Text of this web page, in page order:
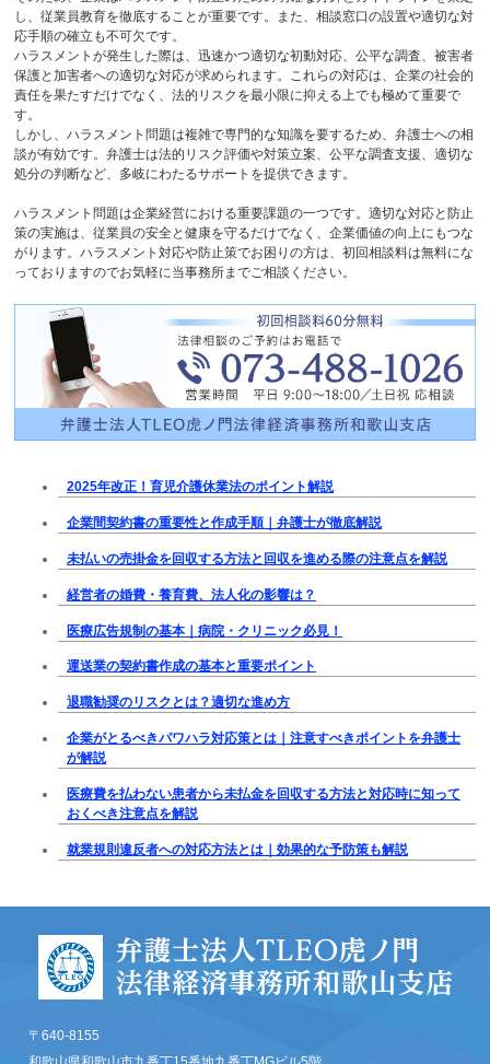
し、従業員教育を徹底することが重要です。また、相談窓口の設置や適切な対
応手順の確立も不可欠です。
ハラスメントが発生した際は、迅速かつ適切な初動対応、公平な調査、被害者
保護と加害者への適切な対応が求められます。これらの対応は、企業の社会的
責任を果たすだけでなく、法的リスクを最小限に抑える上でも極めて重要で
す。
しかし、ハラスメント問題は複雑で専門的な知識を要するため、弁護士への相
談が有効です。弁護士は法的リスク評価や対策立案、公平な調査支援、適切な
処分の判断など、多岐にわたるサポートを提供できます。
ハラスメント問題は企業経営における重要課題の一つです。適切な対応と防止
策の実施は、従業員の安全と健康を守るだけでなく、企業価値の向上にもつな
がります。ハラスメント対応や防止策でお困りの方は、初回相談料は無料にな
っておりますのでお気軽に当事務所までご相談ください。
2025年改正！育児介護休業法のポイント解説
企業間契約書の重要性と作成手順｜弁護士が徹底解説
未払いの売掛金を回収する方法と回収を進める際の注意点を解説
経営者の婚費・養育費、法人化の影響は？
医療広告規制の基本｜病院・クリニック必見！
運送業の契約書作成の基本と重要ポイント
退職勧奨のリスクとは？適切な進め方
企業がとるべきパワハラ対応策とは｜注意すべきポイントを弁護士
が解説
医療費を払わない患者から未払金を回収する方法と対応時に知って
おくべき注意点を解説
就業規則違反者への対応方法とは｜効果的な予防策も解説
〒640-8155